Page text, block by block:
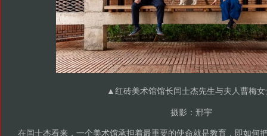
▲红砖美术馆馆长闫士杰先生与夫人曹梅女
摄影：邢宇
在闫士杰看来，一个美术馆承担着最重要的使命就是教育，即如何